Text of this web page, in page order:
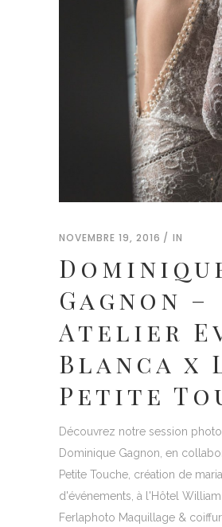
NOVEMBRE 19, 2016 IN
Gagnon –
Atelier
Blanca x
Petite
Découvrez notre session
Dominique Gagnon, en
Petite Touche, création de
d'événements, à l'Hôtel
Ferlaphoto Maquillage &